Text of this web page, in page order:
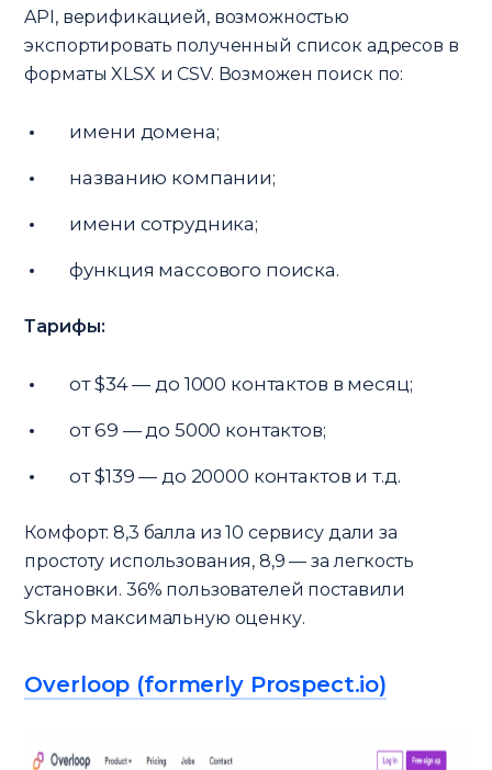
API, верификацией, возможностью
экспортировать полученный список адресов в
форматы XLSX и CSV. Возможен поиск по:
имени домена;
названию компании;
имени сотрудника;
функция массового поиска.
Тарифы:
от $34 — до 1000 контактов в месяц;
от 69 — до 5000 контактов;
от $139 — до 20000 контактов и т.д.
Комфорт: 8,3 балла из 10 сервису дали за
простоту использования, 8,9 — за легкость
установки. 36% пользователей поставили
Skrapp максимальную оценку.
Overloop (formerly Prospect.io)